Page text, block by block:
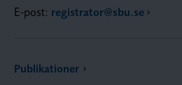
E-post: registrator@sbu.se
Publikationer